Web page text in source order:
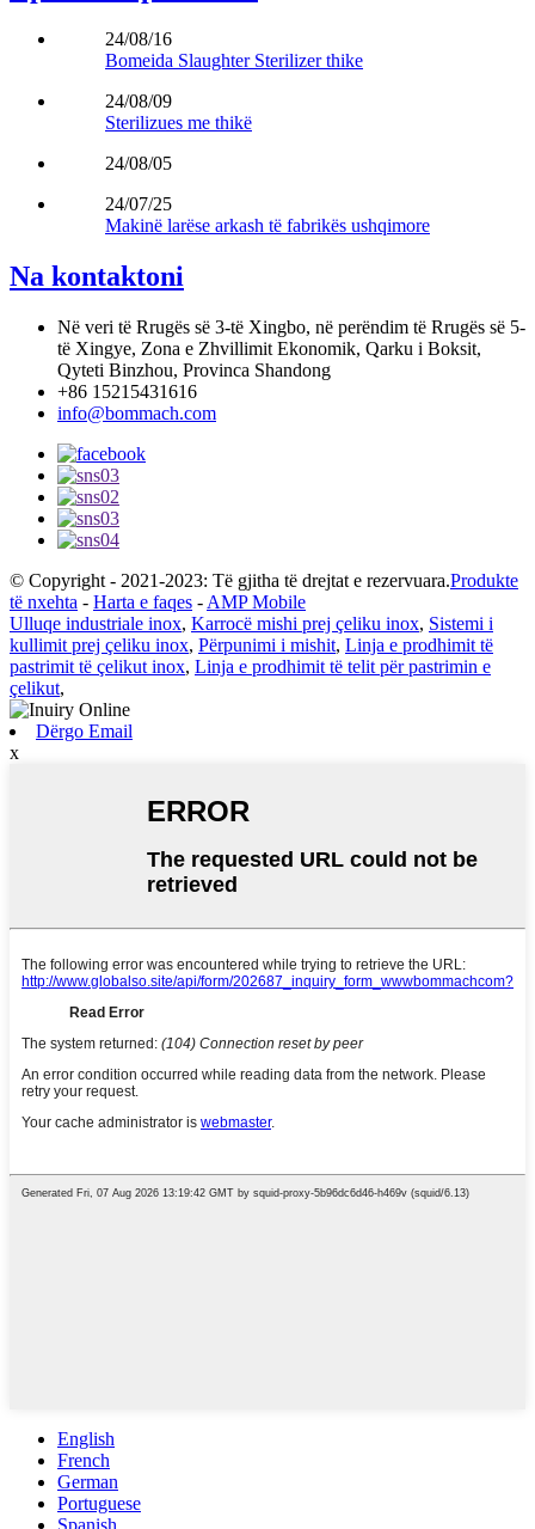
24/08/16
Bomeida Slaughter Sterilizer thike
24/08/09
Sterilizues me thikë
24/08/05
24/07/25
Makinë larëse arkash të fabrikës ushqimore
Na kontaktoni
Në veri të Rrugës së 3-të Xingbo, në perëndim të Rrugës së 5-
të Xingye, Zona e Zhvillimit Ekonomik, Qarku i Boksit,
Qyteti Binzhou, Provinca Shandong
+86 15215431616
info@bommach.com
© Copyright - 2021-2023: Të gjitha të drejtat e rezervuara.Produkte
të nxehta - Harta e faqes - AMP Mobile
Ulluqe industriale inox, Karrocë mishi prej çeliku inox, Sistemi i
kullimit prej çeliku inox, Përpunimi i mishit, Linja e prodhimit të
pastrimit të çelikut inox, Linja e prodhimit të telit për pastrimin e
çelikut,
Dërgo Email
x
English
French
German
Portuguese
Spanish